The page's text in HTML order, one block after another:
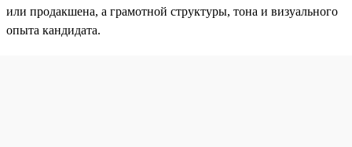
или продакшена, а грамотной структуры, тона и визуального
опыта кандидата.